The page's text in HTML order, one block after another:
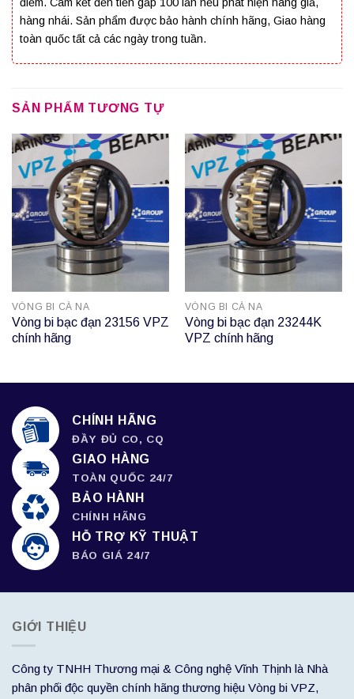
hàng nhái. Sản phẩm được bảo hành chính hãng, Giao hàng
toàn quốc tất cả các ngày trong tuần.
SẢN PHẨM TƯƠNG TỰ
VÒNG BI CÀ NA
Vòng bi bạc đạn 23156 VPZ
chính hãng
VÒNG BI CÀ NA
Vòng bi bạc đạn 23244K
VPZ chính hãng
CHÍNH HÃNG
ĐẦY ĐỦ CO, CQ
GIAO HÀNG
TOÀN QUỐC 24/7
BẢO HÀNH
CHÍNH HÃNG
HỖ TRỢ KỸ THUẬT
BÁO GIÁ 24/7
GIỚI THIỆU
Công ty TNHH Thương mại & Công nghệ Vĩnh Thịnh là Nhà
phân phối độc quyền chính hãng thương hiệu Vòng bi VPZ,